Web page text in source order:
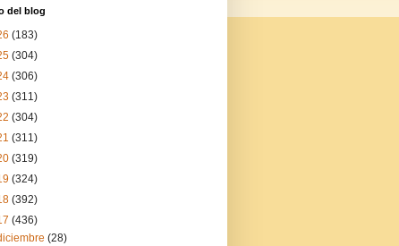
del blog
(183)
(304)
(306)
(311)
(304)
(311)
(319)
(324)
(392)
(436)
(28)